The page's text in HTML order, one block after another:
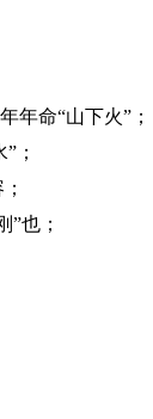
年命“山下火”；
；
也；